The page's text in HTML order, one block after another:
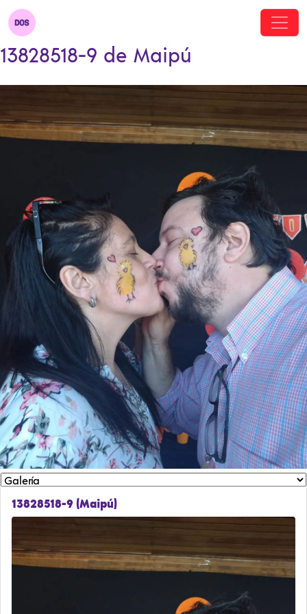
13828518-9 de Maipú
13828518-9 (Maipú)